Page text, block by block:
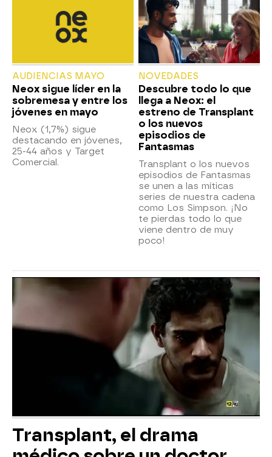
AUDIENCIAS MAYO
Neox sigue líder en la
sobremesa y entre los
jóvenes en mayo
Neox (1,7%) sigue
destacando en jóvenes,
25-44 años y Target
Comercial.
NOVEDADES
Descubre todo lo que
llega a Neox: el
estreno de Transplant
o los nuevos
episodios de
Fantasmas
Transplant o los nuevos
episodios de Fantasmas
se unen a las míticas
series de nuestra cadena
como Los Simpson. ¡No
te pierdas todo lo que
viene dentro de muy
poco!
Transplant, el drama